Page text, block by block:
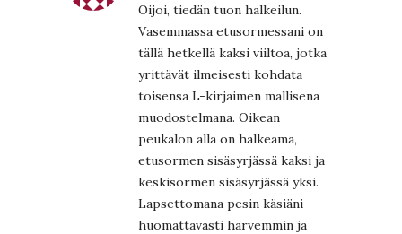
Oijoi, tiedän tuon halkeilun.
Vasemmassa etusormessani on
tällä hetkellä kaksi viiltoa, jotka
yrittävät ilmeisesti kohdata
toisensa L-kirjaimen mallisena
muodostelmana. Oikean
peukalon alla on halkeama,
etusormen sisäsyrjässä kaksi ja
keskisormen sisäsyrjässä yksi.
Lapsettomana pesin käsiäni
huomattavasti harvemmin ja